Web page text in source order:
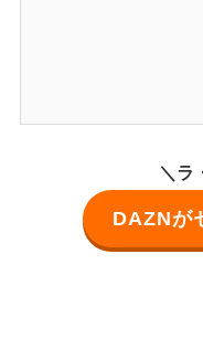
＼ラ
DAZNが